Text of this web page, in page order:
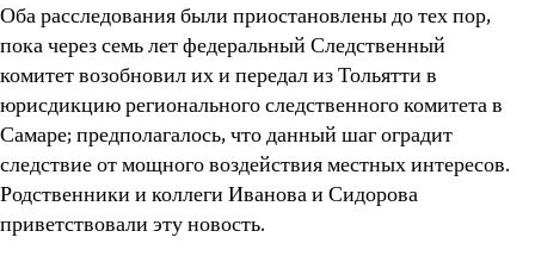
Оба расследования были приостановлены до тех пор,
пока через семь лет федеральный Следственный
комитет возобновил их и передал из Тольятти в
юрисдикцию регионального следственного комитета в
Самаре; предполагалось, что данный шаг оградит
следствие от мощного воздействия местных интересов.
Родственники и коллеги Иванова и Сидорова
приветствовали эту новость.